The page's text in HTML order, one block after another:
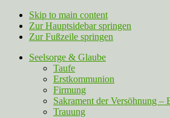
Skip to main content
Zur Hauptsidebar springen
Zur Fußzeile springen
Seelsorge & Glaube
Taufe
Erstkommunion
Firmung
Sakrament der Versöhnung –
Trauung